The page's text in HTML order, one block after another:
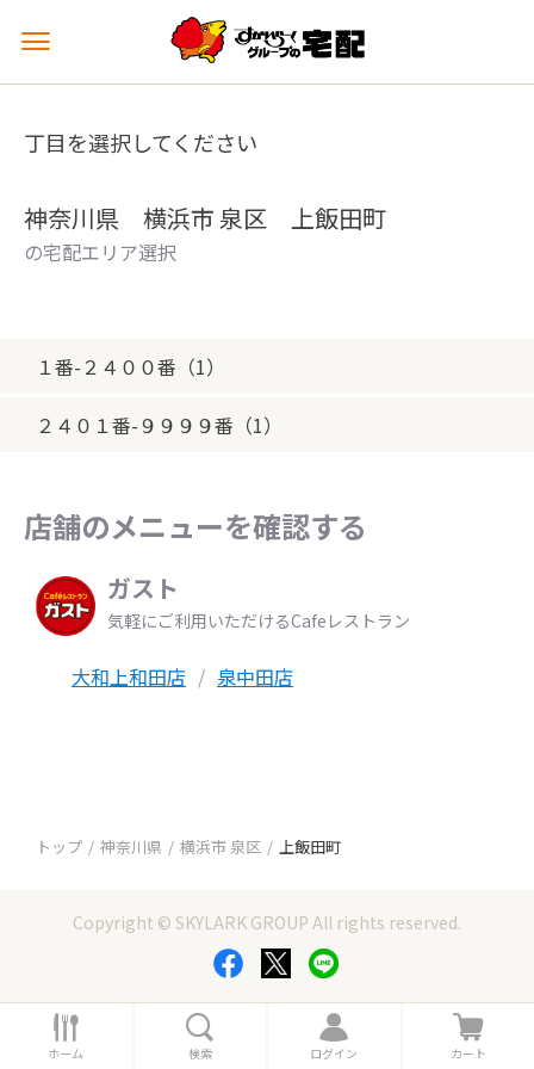
メ
ュ
を
丁目を選択してください
神奈川県 横浜市 泉区 上飯田町
の宅配エリア選択
１番-２４００番（1）
２４０１番-９９９９番（1）
店舗のメニューを確認する
ガスト
気軽にご利用いただけるCafeレストラン
大和上和田店 泉中田店
トップ 神奈川県 横浜市 泉区 上飯田町
Copyright © SKYLARK GROUP All rights reserved.
ホ
ー
ホーム 索
検索
ロ
グ
ログイン
カ
ー
カート